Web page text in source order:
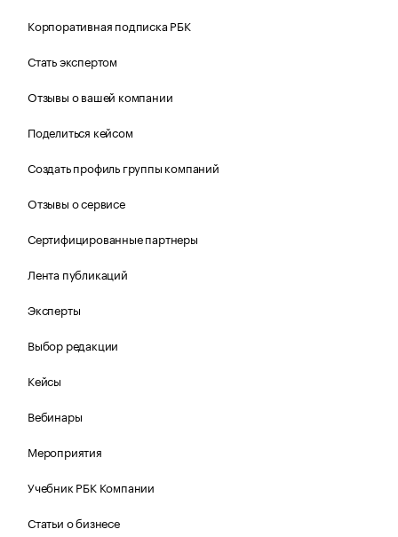
Корпоративная подписка РБК
Стать экспертом
Отзывы о вашей компании
Поделиться кейсом
Создать профиль группы компаний
Отзывы о сервисе
Сертифицированные партнеры
Лента публикаций
Эксперты
Выбор редакции
Кейсы
Вебинары
Мероприятия
Учебник РБК Компании
Статьи о бизнесе